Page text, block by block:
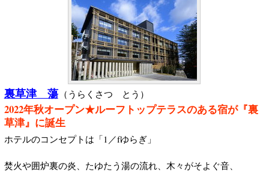
裏草津 蕩 （うらくさつ とう）
2022年秋オープン★ルーフトップテラスのある宿が『裏
草津』に誕生
ホテルのコンセプトは「1／fゆらぎ」
焚火や囲炉裏の炎、たゆたう湯の流れ、木々がそよぐ音、